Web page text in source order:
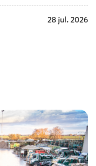
28 jul. 2026